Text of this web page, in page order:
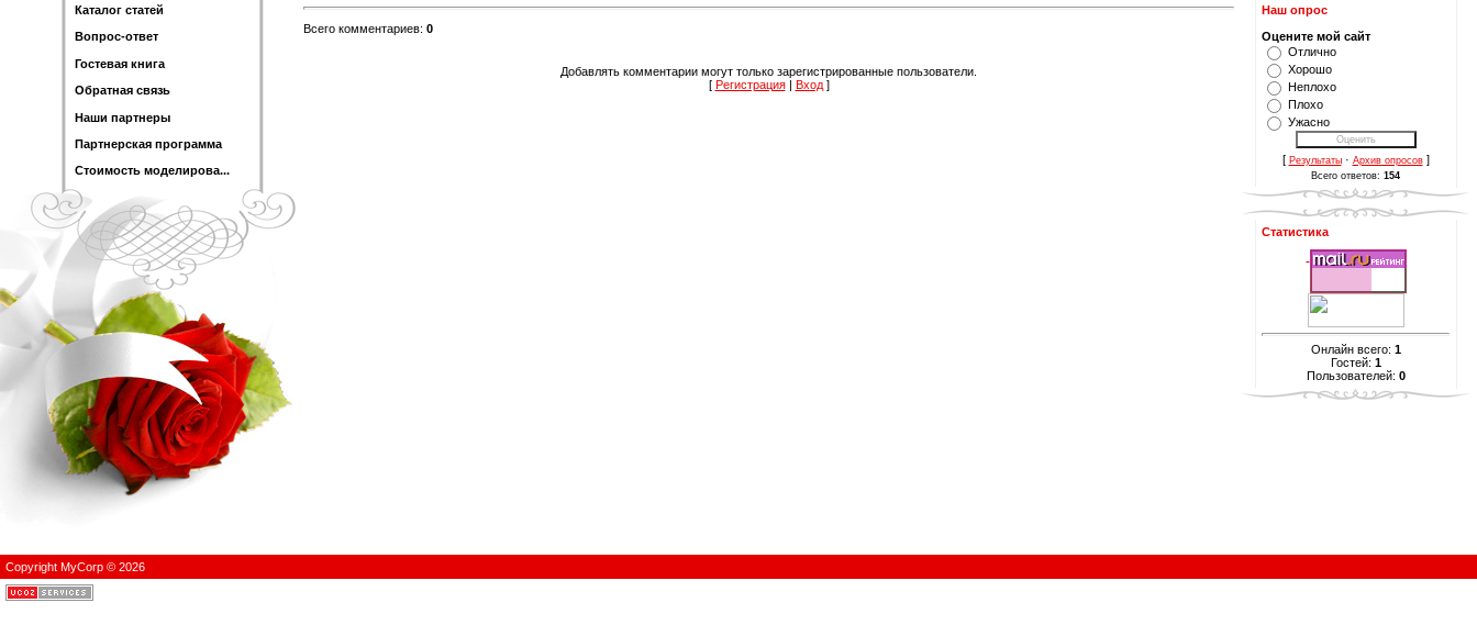
Каталог статей
Вопрос-ответ
Гостевая книга
Обратная связь
Наши партнеры
Партнерская программа
Стоимость моделирова...
Всего комментариев: 0
Добавлять комментарии могут только зарегистрированные пользователи.
[ Регистрация| Вход]
Наш опрос
Оцените мой сайт
Отлично
Хорошо
Неплохо
Плохо
Ужасно
[ Результаты· Архив опросов]
Всего ответов: 154
Статистика
Онлайн всего: 1
Гостей: 1
Пользователей: 0
Copyright MyCorp © 2026